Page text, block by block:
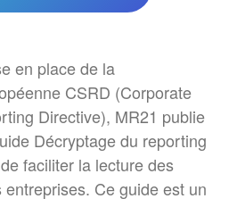
Forum MR21 2026
Dialogue MR21 – Stop au culte
de la performance dans
l’entreprise
en place de la
CSRD (Corporate
Directive), MR21 publie
Décryptage du reporting
faciliter la lecture des
Ce guide est un